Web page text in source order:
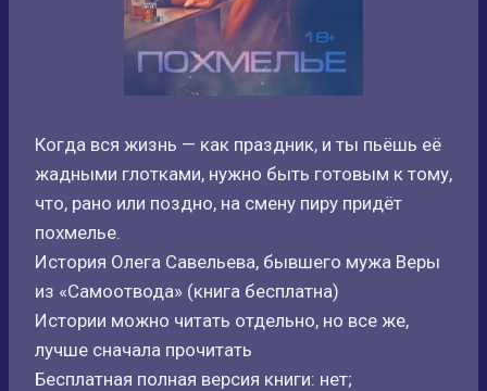
Когда вся жизнь — как праздник, и ты пьёшь её
жадными глотками, нужно быть готовым к тому,
что, рано или поздно, на смену пиру придёт
похмелье.
История Олега Савельева, бывшего мужа Веры
из «Самоотвода» (книга бесплатна)
Истории можно читать отдельно, но все же,
лучше сначала прочитать
Бесплатная полная версия книги: нет;